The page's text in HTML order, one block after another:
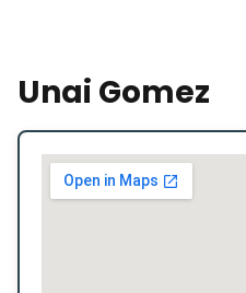
Unai Gomez